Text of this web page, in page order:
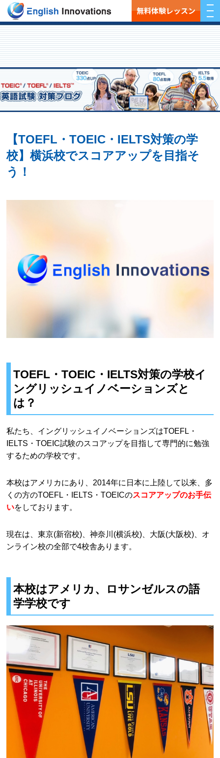
無料体験レッスン
【TOEFL・TOEIC・IELTS対策の学
校】横浜校でスコアアップを目指そ
う！
TOEFL・TOEIC・IELTS対策の学校イ
ングリッシュイノベーションズと
は？
私たち、イングリッシュイノベーションズはTOEFL・
IELTS・TOEIC試験のスコアップを目指して専門的に勉強
するための学校です。
本校はアメリカにあり、2014年に日本に上陸して以来、多
くの方のTOEFL・IELTS・TOEICのスコアアップのお手伝
いをしております。
現在は、東京(新宿校)、神奈川(横浜校)、大阪(大阪校)、オ
ンライン校の全部で4校舎あります。
本校はアメリカ、ロサンゼルスの語
学学校です